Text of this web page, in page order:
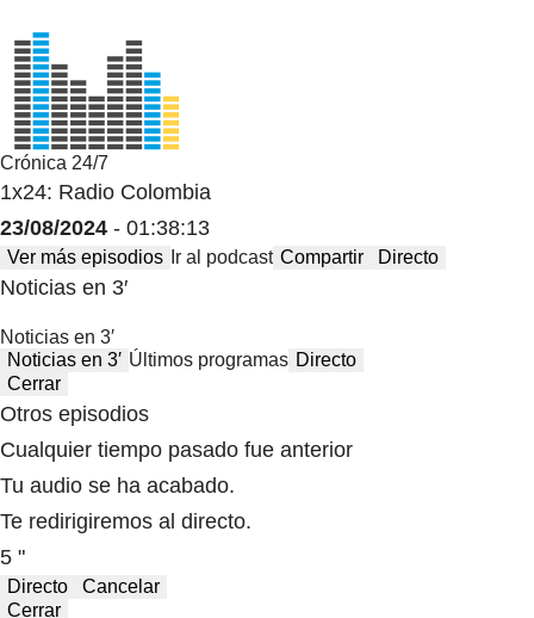
Crónica 24/7
1x24: Radio Colombia
23/08/2024 - 01:38:13
Ver más episodios Ir al podcast Compartir Directo
Noticias en 3′
Noticias en 3′
Noticias en 3′ Últimos programas Directo
Cerrar
Otros episodios
Cualquier tiempo pasado fue anterior
Tu audio se ha acabado.
Te redirigiremos al directo.
5 "
Directo
Cancelar
Cerrar